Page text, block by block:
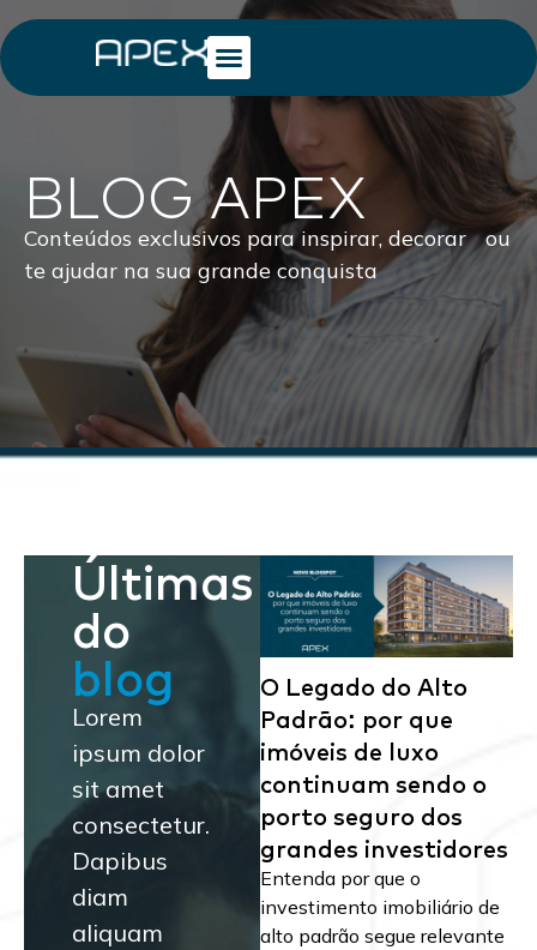
BLOG APEX
Conteúdos exclusivos para inspirar, decorar ou
te ajudar na sua grande conquista
Últimas
do
blog
Lorem
ipsum dolor
sit amet
consectetur.
Dapibus
diam
aliquam
O Legado do Alto
Padrão: por que
imóveis de luxo
continuam sendo o
porto seguro dos
grandes investidores
Entenda por que o
investimento imobiliário de
alto padrão segue relevante